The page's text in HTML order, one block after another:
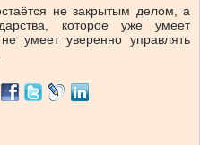
не закрытым делом, а
которое уже умеет
умеет уверенно управлять